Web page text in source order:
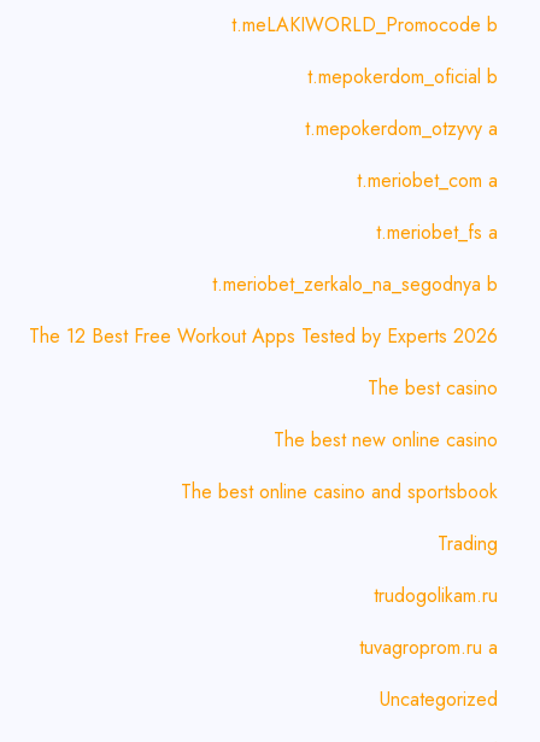
t.meLAKIWORLD_Promocode b
t.mepokerdom_oficial b
t.mepokerdom_otzyvy a
t.meriobet_com a
t.meriobet_fs a
t.meriobet_zerkalo_na_segodnya b
The 12 Best Free Workout Apps Tested by Experts 2026
The best casino
The best new online casino
The best online casino and sportsbook
Trading
trudogolikam.ru
tuvagroprom.ru a
Uncategorized